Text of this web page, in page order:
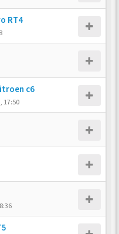
RT4
c6
17:50